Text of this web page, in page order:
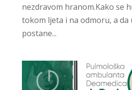
nezdravom hranom.Kako se
tokom ljeta i na odmoru, a da
postane...